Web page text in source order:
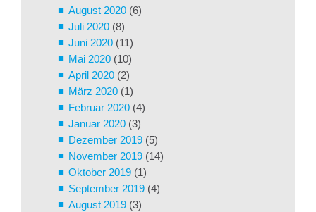
August 2020 (6)
Juli 2020 (8)
Juni 2020 (11)
Mai 2020 (10)
April 2020 (2)
März 2020 (1)
Februar 2020 (4)
Januar 2020 (3)
Dezember 2019 (5)
November 2019 (14)
Oktober 2019 (1)
September 2019 (4)
August 2019 (3)